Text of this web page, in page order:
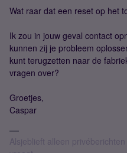
Wat raar dat een reset op het
Ik zou in jouw geval contact
kunnen zij je probleem
kunt terugzetten naar de
vragen over?
Groetjes,
Caspar
Alsjeblieft alleen